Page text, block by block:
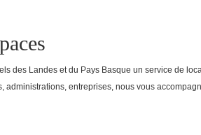
des Landes et du Pays Basque un service de
administrations, entreprises, nous vous